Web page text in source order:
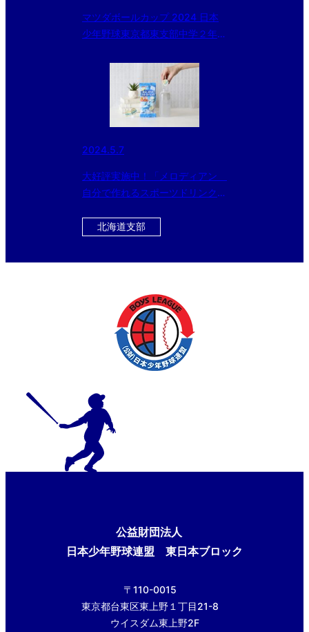
マツダボールカップ 2024 日本
少年野球東京都東支部中学２年生
2024.5.7
大好評実施中！「メロディアン
自分で作れるスポーツドリンク」
ス！！ 今ならさらに黒酢ドリン
北海道支部
公益財団法人
日本少年野球連盟 東日本ブロック
〒110-0015
東京都台東区東上野１丁目21-8
ウイスダム東上野2F